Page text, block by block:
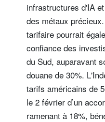
infrastructures d'IA
des métaux
tarifaire pourrait
confiance des
du Sud, auparavant
douane de 30%.
tarifs américains de
le 2 février d’un
ramenant à 18%,